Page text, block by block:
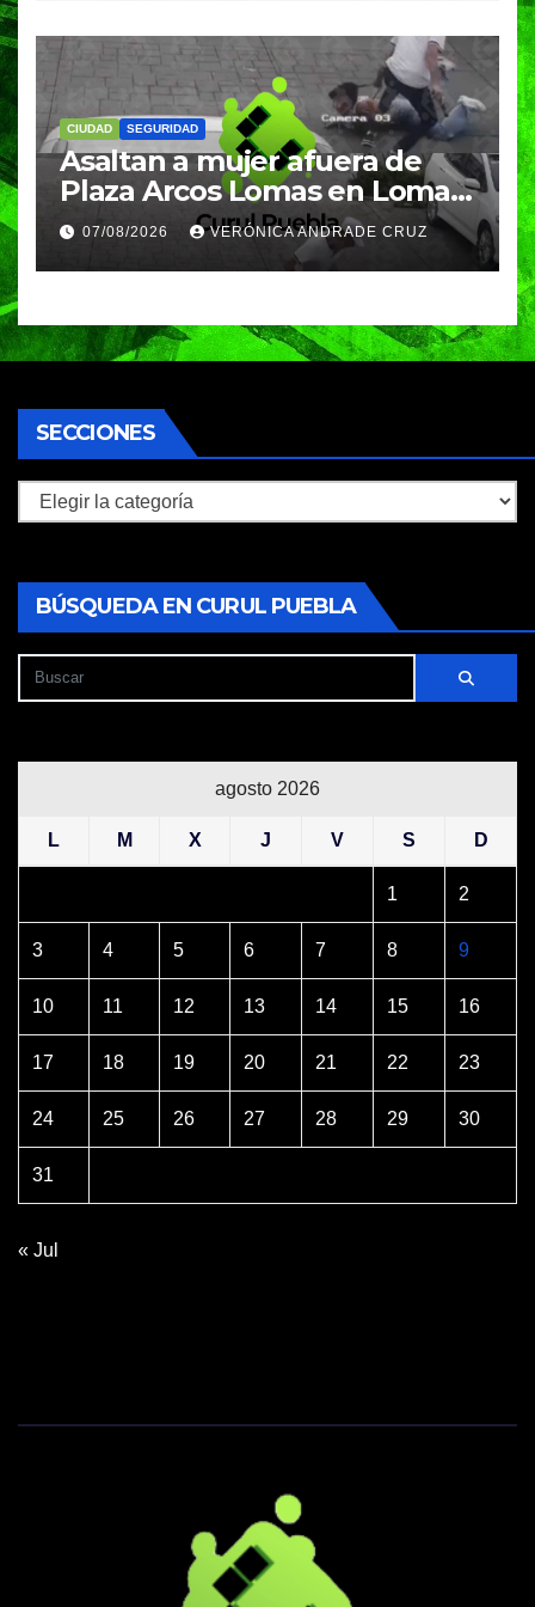
CIUDAD SEGURIDAD
Asaltan a mujer afuera de
Plaza Arcos Lomas en Lomas
de Angelópolis; delincuentes
huyeron en auto
07/08/2026 VERÓNICA ANDRADE CRUZ
SECCIONES
Secciones
BÚSQUEDA EN CURUL PUEBLA
agosto 2026
L M X J V S D
1 2
3 4 5 6 7 8 9
10 11 12 13 14 15 16
17 18 19 20 21 22 23
24 25 26 27 28 29 30
31
« Jul